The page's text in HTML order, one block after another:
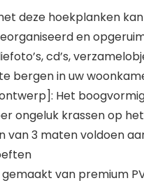
deze hoekplanken
en
cd’s,
bergen in uw
Het
ongeluk krassen op
van 3 maten voldoen
van premium